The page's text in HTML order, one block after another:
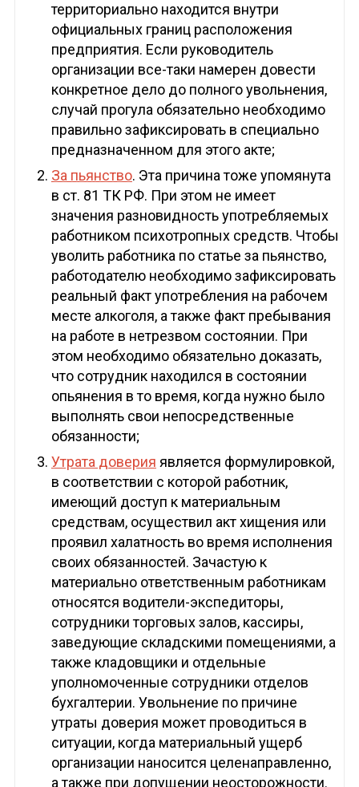
территориально находится внутри
официальных границ расположения
предприятия. Если руководитель
организации все-таки намерен довести
конкретное дело до полного увольнения,
случай прогула обязательно необходимо
правильно зафиксировать в специально
предназначенном для этого акте;
За пьянство. Эта причина тоже упомянута
в ст. 81 ТК РФ. При этом не имеет
значения разновидность употребляемых
работником психотропных средств. Чтобы
уволить работника по статье за пьянство,
работодателю необходимо зафиксировать
реальный факт употребления на рабочем
месте алкоголя, а также факт пребывания
на работе в нетрезвом состоянии. При
этом необходимо обязательно доказать,
что сотрудник находился в состоянии
опьянения в то время, когда нужно было
выполнять свои непосредственные
обязанности;
Утрата доверия является формулировкой,
в соответствии с которой работник,
имеющий доступ к материальным
средствам, осуществил акт хищения или
проявил халатность во время исполнения
своих обязанностей. Зачастую к
материально ответственным работникам
относятся водители-экспедиторы,
сотрудники торговых залов, кассиры,
заведующие складскими помещениями, а
также кладовщики и отдельные
уполномоченные сотрудники отделов
бухгалтерии. Увольнение по причине
утраты доверия может проводиться в
ситуации, когда материальный ущерб
организации наносится целенаправленно,
а также при допущении неосторожности.